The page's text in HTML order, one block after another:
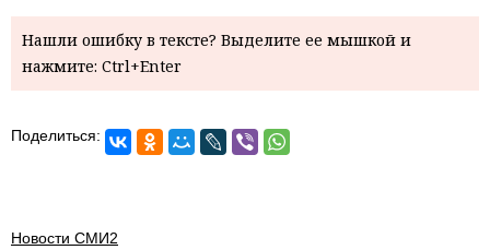
Нашли ошибку в тексте? Выделите ее мышкой и
нажмите: Ctrl+Enter
Поделиться:
Новости СМИ2